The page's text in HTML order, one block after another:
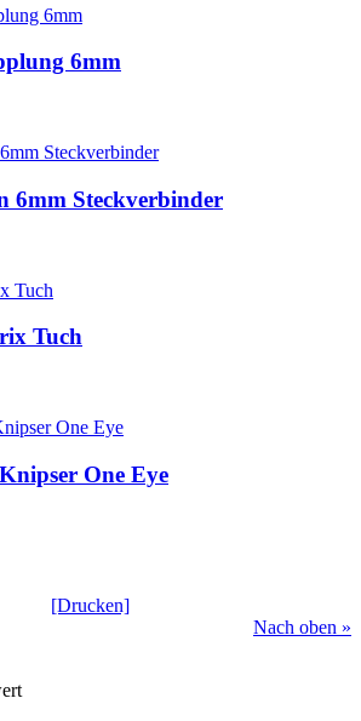
6mm
6mm Steckverbinder
Tuch
One Eye
[Drucken]
Nach oben »